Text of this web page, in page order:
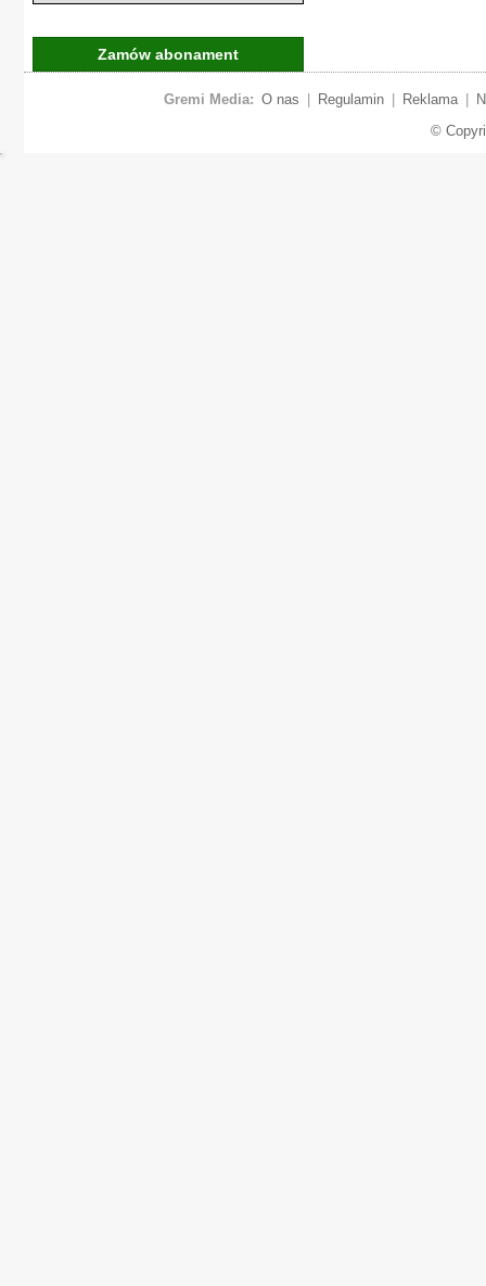
Zamów abonament
Gremi Media: O nas Regulamin Reklama
©